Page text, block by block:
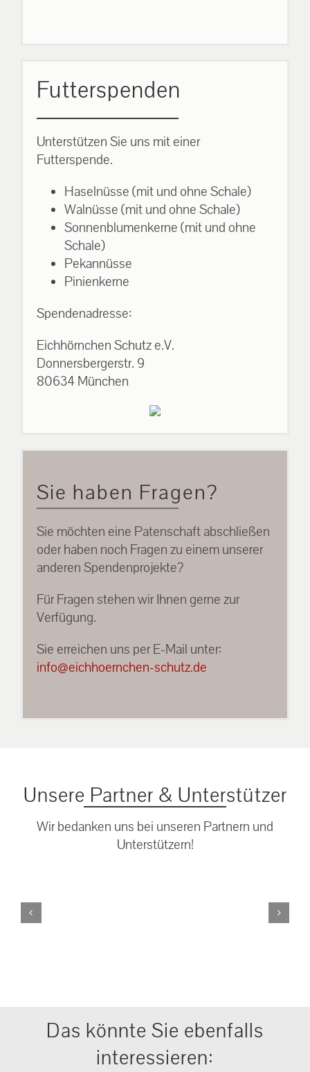
Futterspenden
Unterstützen Sie uns mit einer
Futterspende.
Haselnüsse (mit und ohne Schale)
Walnüsse (mit und ohne Schale)
Sonnenblumenkerne (mit und ohne
Schale)
Pekannüsse
Pinienkerne
Spendenadresse:
Eichhörnchen Schutz e.V.
Donnersbergerstr. 9
80634 München
Sie haben Fragen?
Sie möchten eine Patenschaft abschließen
oder haben noch Fragen zu einem unserer
anderen Spendenprojekte?
Für Fragen stehen wir Ihnen gerne zur
Verfügung.
Sie erreichen uns per E-Mail unter:
info@eichhoernchen-schutz.de
Unsere Partner & Unterstützer
Wir bedanken uns bei unseren Partnern und
Unterstützern!
Das könnte Sie ebenfalls
interessieren: